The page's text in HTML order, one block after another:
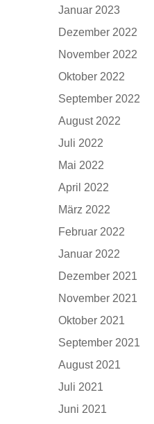
Januar 2023
Dezember 2022
November 2022
Oktober 2022
September 2022
August 2022
Juli 2022
Mai 2022
April 2022
März 2022
Februar 2022
Januar 2022
Dezember 2021
November 2021
Oktober 2021
September 2021
August 2021
Juli 2021
Juni 2021